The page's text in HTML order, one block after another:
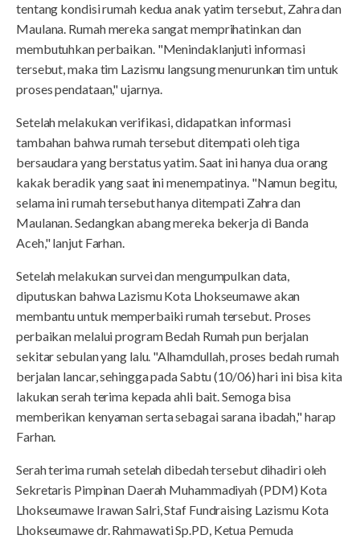
tentang kondisi rumah kedua anak yatim tersebut, Zahra dan
Maulana. Rumah mereka sangat memprihatinkan dan
membutuhkan perbaikan. "Menindaklanjuti informasi
tersebut, maka tim Lazismu langsung menurunkan tim untuk
proses pendataan," ujarnya.
Setelah melakukan verifikasi, didapatkan informasi
tambahan bahwa rumah tersebut ditempati oleh tiga
bersaudara yang berstatus yatim. Saat ini hanya dua orang
kakak beradik yang saat ini menempatinya. "Namun begitu,
selama ini rumah tersebut hanya ditempati Zahra dan
Maulanan. Sedangkan abang mereka bekerja di Banda
Aceh," lanjut Farhan.
Setelah melakukan survei dan mengumpulkan data,
diputuskan bahwa Lazismu Kota Lhokseumawe akan
membantu untuk memperbaiki rumah tersebut. Proses
perbaikan melalui program Bedah Rumah pun berjalan
sekitar sebulan yang lalu. "Alhamdullah, proses bedah rumah
berjalan lancar, sehingga pada Sabtu (10/06) hari ini bisa kita
lakukan serah terima kepada ahli bait. Semoga bisa
memberikan kenyaman serta sebagai sarana ibadah," harap
Farhan.
Serah terima rumah setelah dibedah tersebut dihadiri oleh
Sekretaris Pimpinan Daerah Muhammadiyah (PDM) Kota
Lhokseumawe Irawan Salri, Staf Fundraising Lazismu Kota
Lhokseumawe dr. Rahmawati Sp.PD, Ketua Pemuda